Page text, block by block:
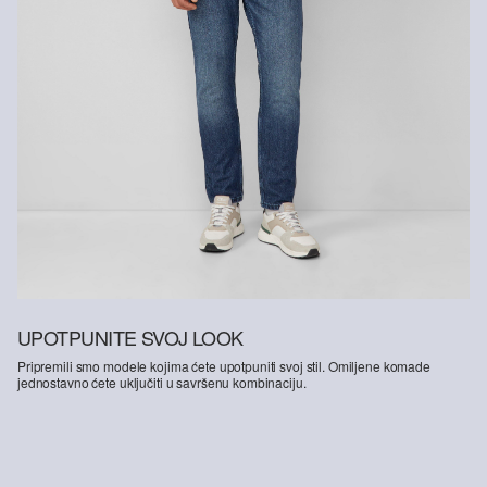
UPOTPUNITE SVOJ LOOK
Pripremili smo modele kojima ćete upotpuniti svoj stil. Omiljene komade
jednostavno ćete uključiti u savršenu kombinaciju.